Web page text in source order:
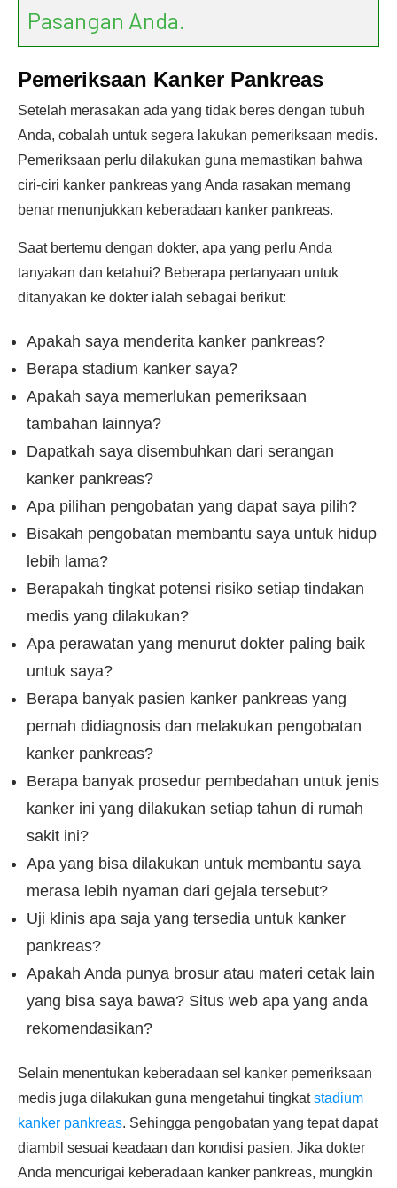
Pasangan Anda.
Pemeriksaan Kanker Pankreas
Setelah merasakan ada yang tidak beres dengan tubuh
Anda, cobalah untuk segera lakukan pemeriksaan medis.
Pemeriksaan perlu dilakukan guna memastikan bahwa
ciri-ciri kanker pankreas yang Anda rasakan memang
benar menunjukkan keberadaan kanker pankreas.
Saat bertemu dengan dokter, apa yang perlu Anda
tanyakan dan ketahui? Beberapa pertanyaan untuk
ditanyakan ke dokter ialah sebagai berikut:
Apakah saya menderita kanker pankreas?
Berapa stadium kanker saya?
Apakah saya memerlukan pemeriksaan
tambahan lainnya?
Dapatkah saya disembuhkan dari serangan
kanker pankreas?
Apa pilihan pengobatan yang dapat saya pilih?
Bisakah pengobatan membantu saya untuk hidup
lebih lama?
Berapakah tingkat potensi risiko setiap tindakan
medis yang dilakukan?
Apa perawatan yang menurut dokter paling baik
untuk saya?
Berapa banyak pasien kanker pankreas yang
pernah didiagnosis dan melakukan pengobatan
kanker pankreas?
Berapa banyak prosedur pembedahan untuk jenis
kanker ini yang dilakukan setiap tahun di rumah
sakit ini?
Apa yang bisa dilakukan untuk membantu saya
merasa lebih nyaman dari gejala tersebut?
Uji klinis apa saja yang tersedia untuk kanker
pankreas?
Apakah Anda punya brosur atau materi cetak lain
yang bisa saya bawa? Situs web apa yang anda
rekomendasikan?
Selain menentukan keberadaan sel kanker pemeriksaan
medis juga dilakukan guna mengetahui tingkatstadium
kanker pankreas. Sehingga pengobatan yang tepat dapat
diambil sesuai keadaan dan kondisi pasien. Jika dokter
Anda mencurigai keberadaan kanker pankreas, mungkin